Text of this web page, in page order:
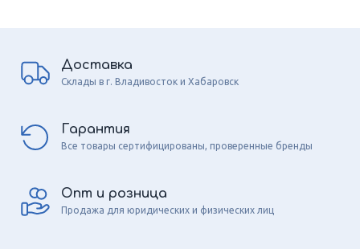
Доставка
Склады в г. Владивосток и Хабаровск
Гарантия
Все товары сертифицированы, проверенные бренды
Опт и розница
Продажа для юридических и физических лиц